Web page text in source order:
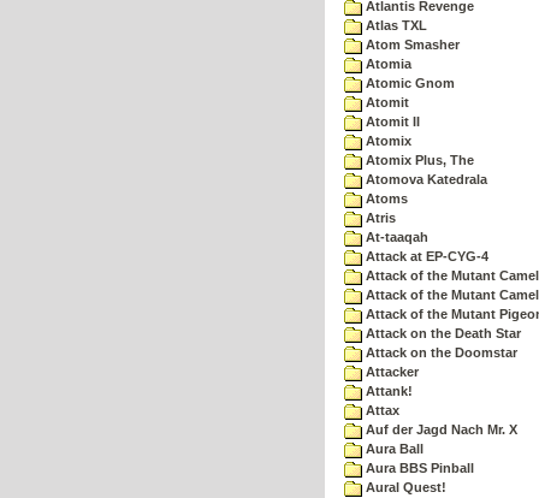
Atlantis Revenge
Atlas TXL
Atom Smasher
Atomia
Atomic Gnom
Atomit
Atomit II
Atomix
Atomix Plus, The
Atomova Katedrala
Atoms
Atris
At-taaqah
Attack at EP-CYG-4
Attack of the Mutant
Attack of the Mutant
Attack of the Mutant
Attack on the Death Star
Attack on the Doomstar
Attacker
Attank!
Attax
Auf der Jagd Nach Mr. X
Aura Ball
Aura BBS Pinball
Aural Quest!